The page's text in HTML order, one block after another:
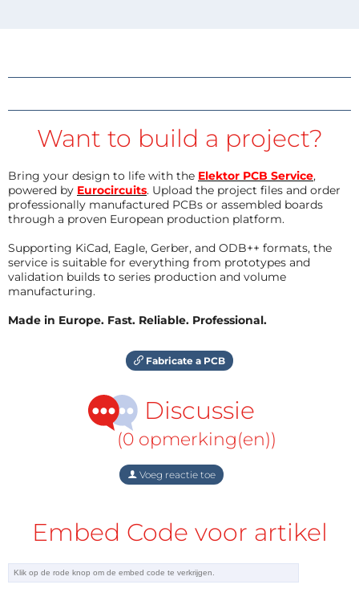
Want to build a project?
Bring your design to life with the Elektor PCB Service,
powered by Eurocircuits. Upload the project files and order
professionally manufactured PCBs or assembled boards
through a proven European production platform.
Supporting KiCad, Eagle, Gerber, and ODB++ formats, the
service is suitable for everything from prototypes and
validation builds to series production and volume
manufacturing.
Made in Europe. Fast. Reliable. Professional.
Fabricate a PCB
Discussie
(0 opmerking(en))
Voeg reactie toe
Embed Code voor artikel